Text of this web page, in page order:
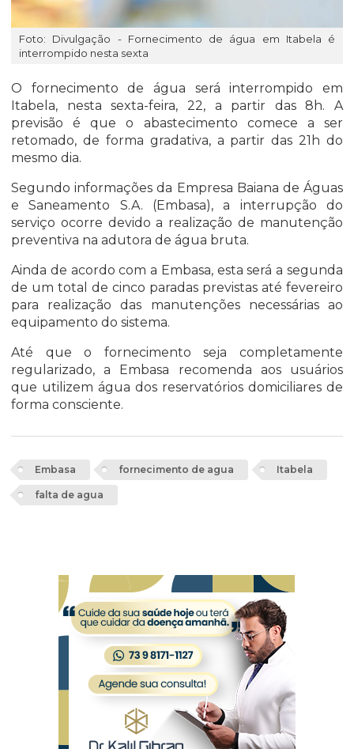
Foto: Divulgação - Fornecimento de água em Itabela é
interrompido nesta sexta
O fornecimento de água será interrompido em
Itabela, nesta sexta-feira, 22, a partir das 8h. A
previsão é que o abastecimento comece a ser
retomado, de forma gradativa, a partir das 21h do
mesmo dia.
Segundo informações da Empresa Baiana de Águas
e Saneamento S.A. (Embasa), a interrupção do
serviço ocorre devido a realização de manutenção
preventiva na adutora de água bruta.
Ainda de acordo com a Embasa, esta será a segunda
de um total de cinco paradas previstas até fevereiro
para realização das manutenções necessárias ao
equipamento do sistema.
Até que o fornecimento seja completamente
regularizado, a Embasa recomenda aos usuários
que utilizem água dos reservatórios domiciliares de
forma consciente.
Embasa fornecimento de agua Itabela
falta de agua